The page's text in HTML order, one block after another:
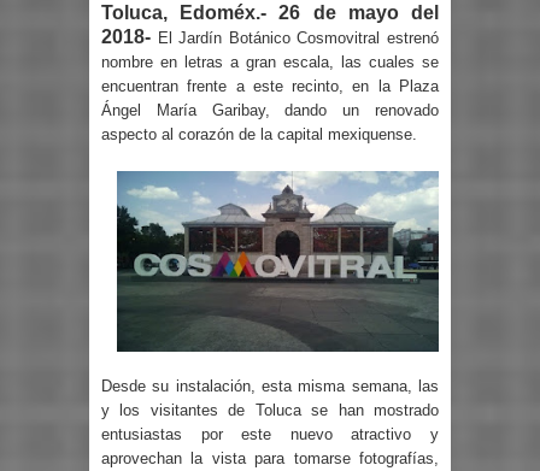
Toluca, Edoméx.- 26 de mayo del
2018- El Jardín Botánico Cosmovitral estrenó
nombre en letras a gran escala, las cuales se
encuentran frente a este recinto, en la Plaza
Ángel María Garibay, dando un renovado
aspecto al corazón de la capital mexiquense.
Desde su instalación, esta misma semana, las
y los visitantes de Toluca se han mostrado
entusiastas por este nuevo atractivo y
aprovechan la vista para tomarse fotografías,